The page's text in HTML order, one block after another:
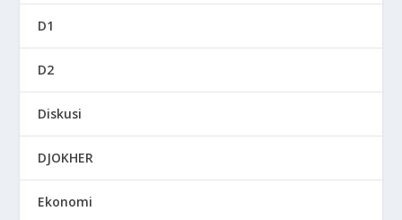
D1
D2
Diskusi
DJOKHER
Ekonomi